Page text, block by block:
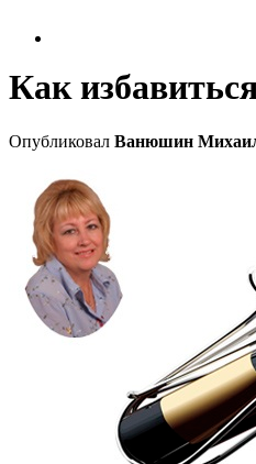
Как
Опубликовал Ванюшин